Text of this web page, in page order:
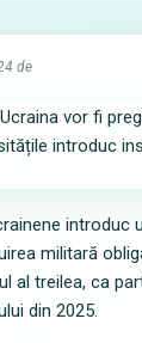
de
introduc
militară
al treilea, ca
din 2025.